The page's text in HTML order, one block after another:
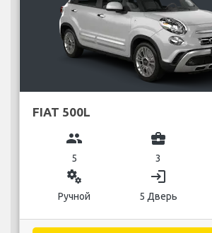
FIAT 500L
group
5
business_center
3
miscellaneous_services
Ручной
login
5 Дверь